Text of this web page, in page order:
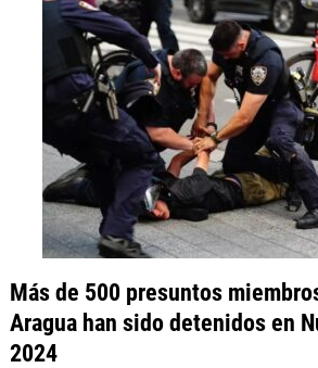
Más de 500 presuntos
Aragua han sido detenidos en
2024